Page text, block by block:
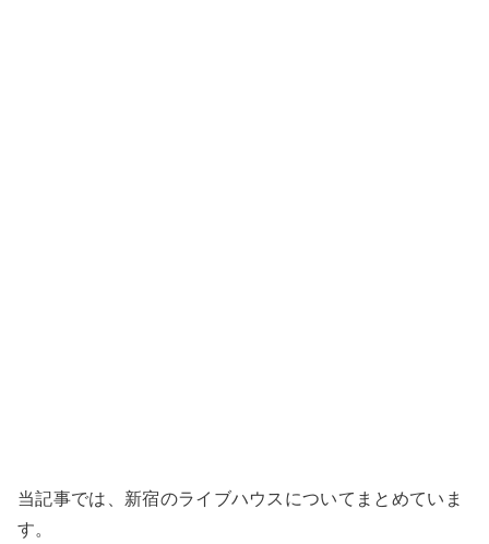
当記事では、新宿のライブハウスについてまとめていま
す。